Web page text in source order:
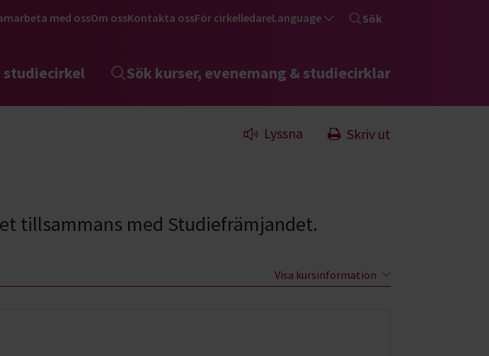
med ossOm ossKontakta ossFör cirkelledareLanguage Sök
studiecirkel Sök kurser, evenemang & studiecirklar
Lyssna Skriv ut
tillsammans med Studiefrämjandet.
Visa kursinformation